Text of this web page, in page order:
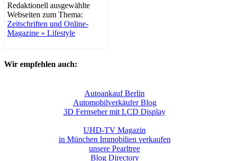
Redaktionell ausgewählte
Webseiten zum Thema:
Zeitschriften und Online-
Magazine » Lifestyle
Wir empfehlen auch:
Autoankauf Berlin
Automobilverkäufer Blog
3D Fernseher mit LCD Display
UHD-TV Magazin
in München Immobilien verkaufen
unsere Pearltree
Blog Directory